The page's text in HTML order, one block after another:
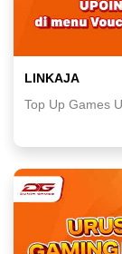
LINKAJA
Top Up Games